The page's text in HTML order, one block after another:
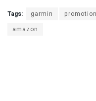
Tags: garmin promotion
amazon